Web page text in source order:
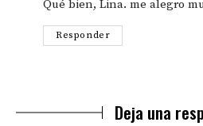
Qué bien, Lina. me alegro
Responder
Deja una